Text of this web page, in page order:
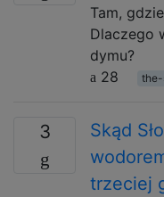
Tam,
Dlaczego
dymu?
28
the-
3
Skąd
trzeciej